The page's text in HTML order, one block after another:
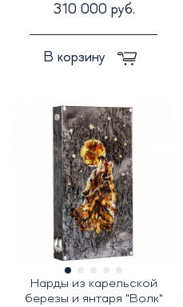
310 000 руб.
В корзину
Нарды из карельской
березы и янтаря "Волк"